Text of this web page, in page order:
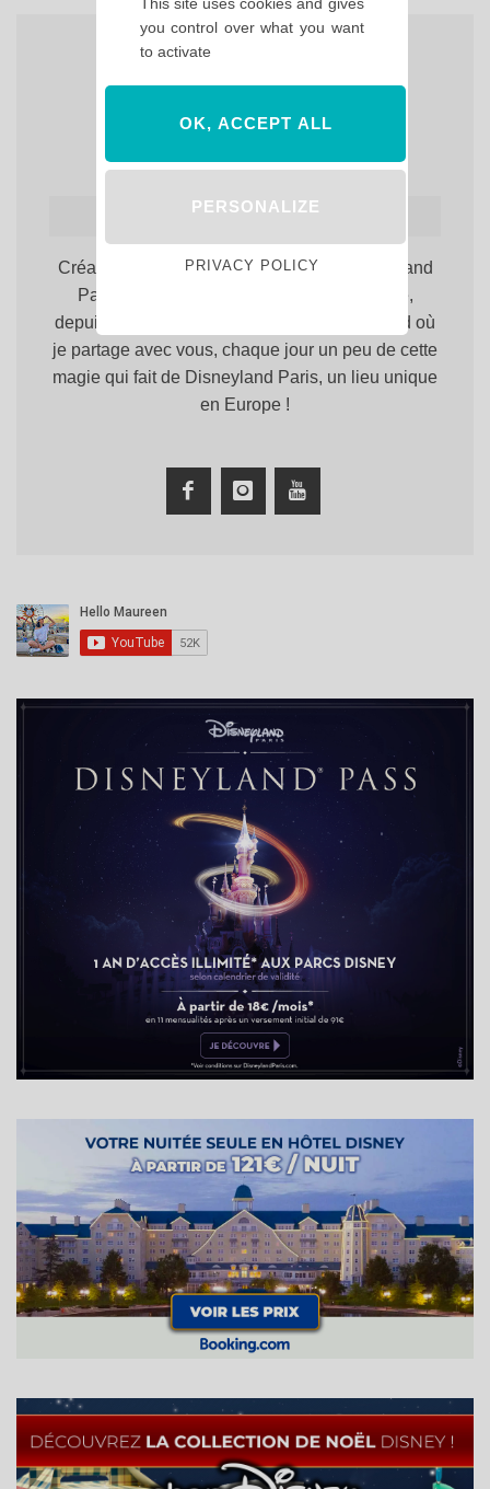
Hello Maureen
Créatrice du site. Totalement accro à Disneyland
Paris, rien n'y fait, j'y reviens toujours, et ce,
depuis 1999. Bienvenue sur Hello Disneyland où
je partage avec vous, chaque jour un peu de cette
magie qui fait de Disneyland Paris, un lieu unique
en Europe !
you control over what you want
to activate
OK, ACCEPT ALL
PERSONALIZE
PRIVACY POLICY